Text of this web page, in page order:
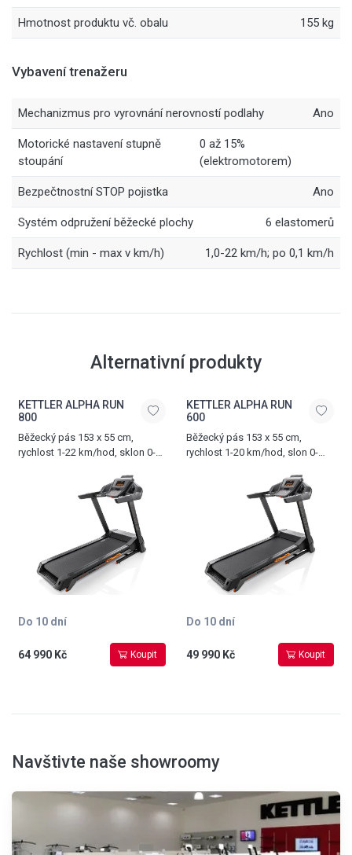
Hmotnost produktu vč. obalu 155 kg
Vybavení trenažeru
Mechanizmus pro vyrovnání nerovností podlahy Ano
Motorické nastavení stupně
stoupání
0 až 15%
(elektromotorem)
Bezpečtnostní STOP pojistka Ano
Systém odpružení běžecké plochy 6 elastomerů
Rychlost (min - max v km/h) 1,0-22 km/h; po 0,1 km/h
Alternativní produkty
KETTLER ALPHA RUN
800
Běžecký pás 153 x 55 cm,
rychlost 1-22 km/hod, sklon 0-
Do 10 dní
64 990 Kč Koupit
KETTLER ALPHA RUN
600
Běžecký pás 153 x 55 cm,
rychlost 1-20 km/hod, slon 0-
Do 10 dní
49 990 Kč Koupit
Navštivte naše showroomy